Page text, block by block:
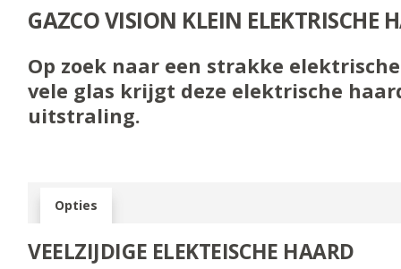
GAZCO VISION KLEIN ELEKTRISCHE
Op zoek naar een strakke
vele glas krijgt deze elektrische
uitstraling.
Opties
VEELZIJDIGE ELEKTEISCHE HAARD